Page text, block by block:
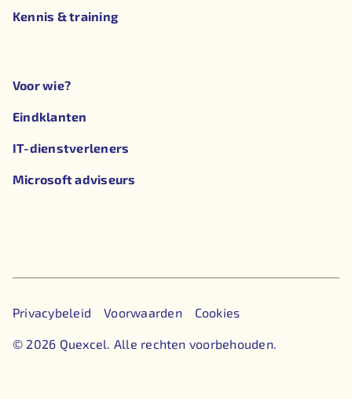
Kennis & training
Voor wie?
Eindklanten
IT-dienstverleners
Microsoft adviseurs
Privacybeleid Voorwaarden Cookies
© 2026 Quexcel. Alle rechten voorbehouden.